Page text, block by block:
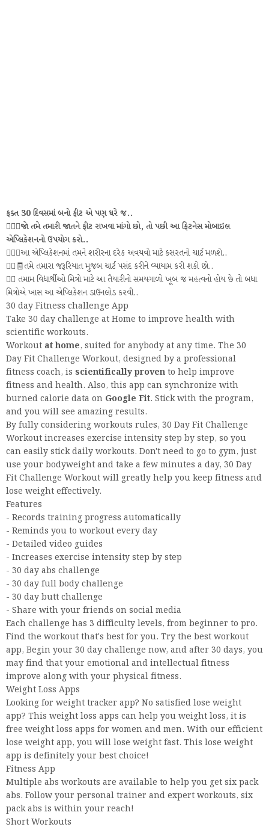
ફક્ત 30 દિવસમાં બનો ફીટ એ પણ ઘરે જ..
🧎🏻‍♀️જો તમે તમારી જાતને ફીટ રાખવા માંગો છો, તો પછી આ ફિટનેસ મોબાઇલ
એપ્લિકેશનનો ઉપયોગ કરો..
🧎🏻‍♂️આ એપ્લિકેશનમાં તમને શરીરના દરેક અવયવો માટે કસરતનો ચાર્ટ મળશે..
🧘‍♂️🧾તમે તમારા જરૂરિયાત મુજબ ચાર્ટ પસંદ કરીને વ્યાયામ કરી શકો છો..
👮‍♂️ તમામ વિદ્યાર્થીઓ મિત્રો માટે આ તૈયારીનો સમયગાળો ખૂબ જ મહત્વનો હોય છે તો બધા
મિત્રોએ ખાસ આ એપ્લિકેશન ડાઉનલોડ કરવી..
30 day Fitness challenge App
Take 30 day challenge at Home to improve health with
scientific workouts.
Workout at home, suited for anybody at any time. The 30
Day Fit Challenge Workout, designed by a professional
fitness coach, is scientifically proven to help improve
fitness and health. Also, this app can synchronize with
burned calorie data on Google Fit. Stick with the program,
and you will see amazing results.
By fully considering workouts rules, 30 Day Fit Challenge
Workout increases exercise intensity step by step, so you
can easily stick daily workouts. Don't need to go to gym, just
use your bodyweight and take a few minutes a day, 30 Day
Fit Challenge Workout will greatly help you keep fitness and
lose weight effectively.
Features
- Records training progress automatically
- Reminds you to workout every day
- Detailed video guides
- Increases exercise intensity step by step
- 30 day abs challenge
- 30 day full body challenge
- 30 day butt challenge
- Share with your friends on social media
Each challenge has 3 difficulty levels, from beginner to pro.
Find the workout that's best for you. Try the best workout
app, Begin your 30 day challenge now, and after 30 days, you
may find that your emotional and intellectual fitness
improve along with your physical fitness.
Weight Loss Apps
Looking for weight tracker app? No satisfied lose weight
app? This weight loss apps can help you weight loss, it is
free weight loss apps for women and men. With our efficient
lose weight app, you will lose weight fast. This lose weight
app is definitely your best choice!
Fitness App
Multiple abs workouts are available to help you get six pack
abs. Follow your personal trainer and expert workouts, six
pack abs is within your reach!
Short Workouts